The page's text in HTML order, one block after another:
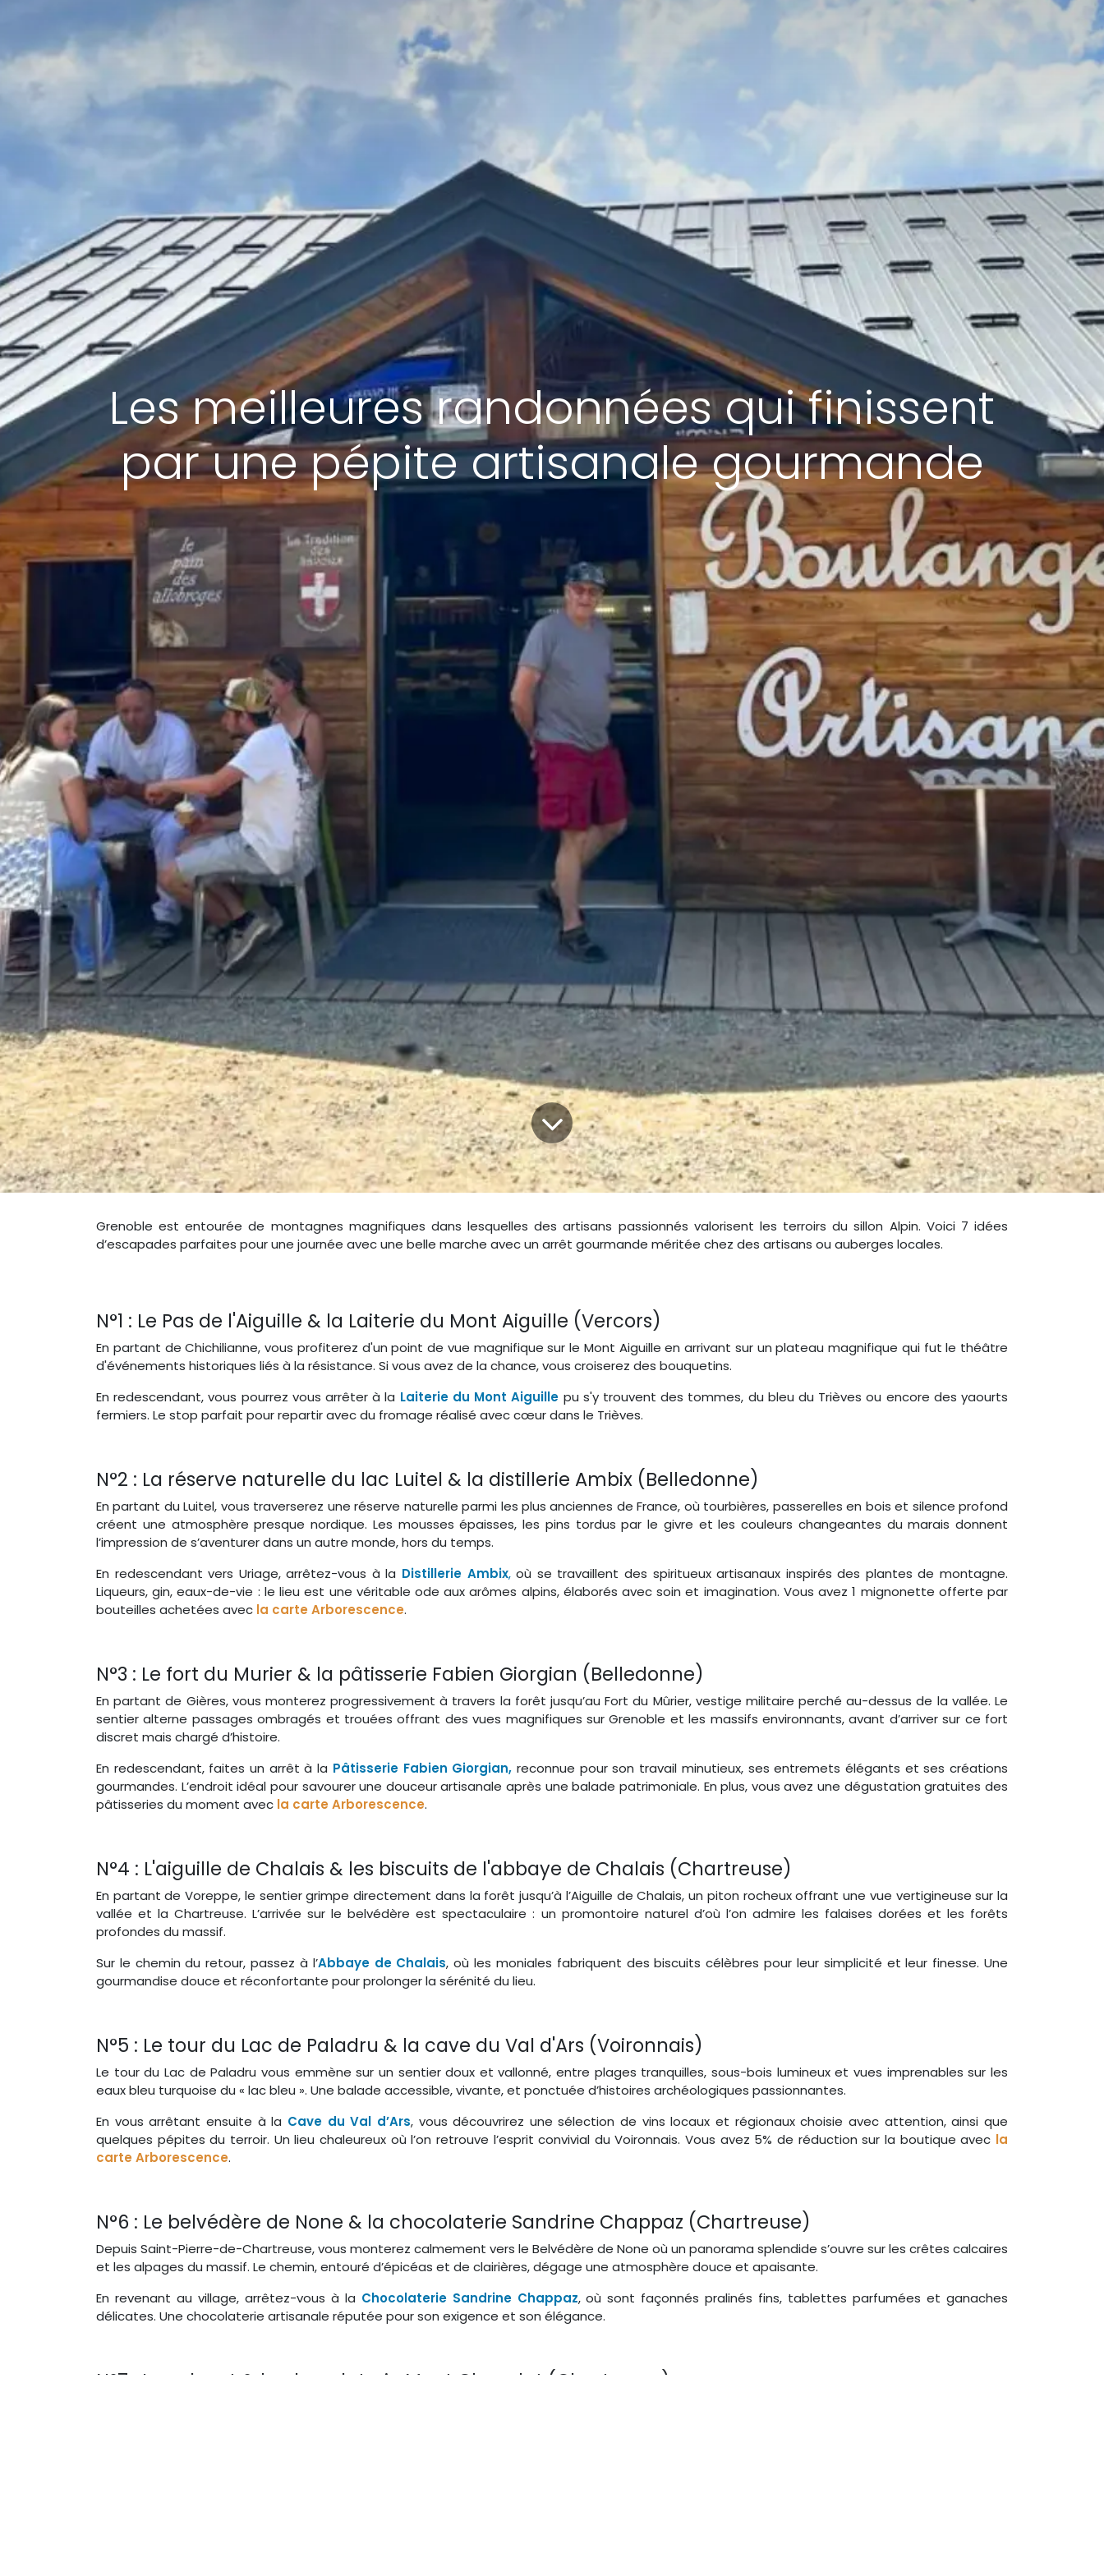
Les meilleures randonnées qui finissent
par une pépite artisanale gourmande
Grenoble est entourée de montagnes magnifiques dans lesquelles des artisans passionnés valorisent les terroirs du sillon Alpin. Voici 7 idées
d’escapades parfaites pour une journée avec une belle marche avec un arrêt gourmande méritée chez des artisans ou auberges locales.
N°1 : Le Pas de l'Aiguille & la Laiterie du Mont Aiguille (Vercors)
En partant de Chichilianne, vous profiterez d'un point de vue magnifique sur le Mont Aiguille en arrivant sur un plateau magnifique qui fut le théâtre
d'événements historiques liés à la résistance. Si vous avez de la chance, vous croiserez des bouquetins.
En redescendant, vous pourrez vous arrêter à la Laiterie du Mont Aiguille pu s'y trouvent des tommes, du bleu du Trièves ou encore des yaourts
fermiers. Le stop parfait pour repartir avec du fromage réalisé avec cœur dans le Trièves.
N°2 : La réserve naturelle du lac Luitel & la distillerie Ambix (Belledonne)
En partant du Luitel, vous traverserez une réserve naturelle parmi les plus anciennes de France, où tourbières, passerelles en bois et silence profond
créent une atmosphère presque nordique. Les mousses épaisses, les pins tordus par le givre et les couleurs changeantes du marais donnent
l’impression de s’aventurer dans un autre monde, hors du temps.
En redescendant vers Uriage, arrêtez-vous à la Distillerie Ambix,où se travaillent des spiritueux artisanaux inspirés des plantes de montagne.
Liqueurs, gin, eaux-de-vie : le lieu est une véritable ode aux arômes alpins, élaborés avec soin et imagination. Vous avez 1 mignonette offerte par
bouteilles achetées avec la carte Arborescence.
N°3 : Le fort du Murier & la pâtisserie Fabien Giorgian (Belledonne)
En partant de Gières, vous monterez progressivement à travers la forêt jusqu’au Fort du Mûrier, vestige militaire perché au-dessus de la vallée. Le
sentier alterne passages ombragés et trouées offrant des vues magnifiques sur Grenoble et les massifs environnants, avant d’arriver sur ce fort
discret mais chargé d’histoire.
En redescendant, faites un arrêt à la Pâtisserie Fabien Giorgian,reconnue pour son travail minutieux, ses entremets élégants et ses créations
gourmandes. L’endroit idéal pour savourer une douceur artisanale après une balade patrimoniale. En plus, vous avez une dégustation gratuites des
pâtisseries du moment avec la carte Arborescence.
N°4 : L'aiguille de Chalais & les biscuits de l'abbaye de Chalais (Chartreuse)
En partant de Voreppe, le sentier grimpe directement dans la forêt jusqu’à l’Aiguille de Chalais, un piton rocheux offrant une vue vertigineuse sur la
vallée et la Chartreuse. L’arrivée sur le belvédère est spectaculaire : un promontoire naturel d’où l’on admire les falaises dorées et les forêts
profondes du massif.
Sur le chemin du retour, passez à l’Abbaye de Chalais, où les moniales fabriquent des biscuits célèbres pour leur simplicité et leur finesse. Une
gourmandise douce et réconfortante pour prolonger la sérénité du lieu.
N°5 : Le tour du Lac de Paladru & la cave du Val d'Ars (Voironnais)
Le tour du Lac de Paladru vous emmène sur un sentier doux et vallonné, entre plages tranquilles, sous-bois lumineux et vues imprenables sur les
eaux bleu turquoise du « lac bleu ». Une balade accessible, vivante, et ponctuée d’histoires archéologiques passionnantes.
En vous arrêtant ensuite à la Cave du Val d’Ars, vous découvrirez une sélection de vins locaux et régionaux choisie avec attention, ainsi que
quelques pépites du terroir. Un lieu chaleureux où l’on retrouve l’esprit convivial du Voironnais. Vous avez 5% de réduction sur la boutique avec la
carte Arborescence.
N°6 : Le belvédère de None & la chocolaterie Sandrine Chappaz (Chartreuse)
Depuis Saint-Pierre-de-Chartreuse, vous monterez calmement vers le Belvédère de None où un panorama splendide s’ouvre sur les crêtes calcaires
et les alpages du massif. Le chemin, entouré d’épicéas et de clairières, dégage une atmosphère douce et apaisante.
En revenant au village, arrêtez-vous à la Chocolaterie Sandrine Chappaz, où sont façonnés pralinés fins, tablettes parfumées et ganaches
délicates. Une chocolaterie artisanale réputée pour son exigence et son élégance.
N°7 : Le col vert & la chocolaterie Mont Chocolat (Chartreuse)